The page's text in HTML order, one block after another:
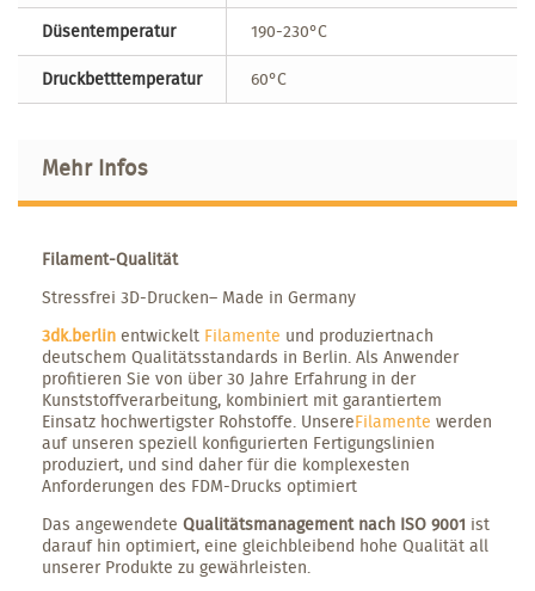
Düsentemperatur
190-230°C
Druckbetttemperatur
60°C
Mehr Infos
Filament-Qualität
Stressfrei 3D-Drucken– Made in Germany
3dk.berlin entwickelt Filamente und produziertnach
deutschem Qualitätsstandards in Berlin. Als Anwender
profitieren Sie von über 30 Jahre Erfahrung in der
Kunststoffverarbeitung, kombiniert mit garantiertem
Einsatz hochwertigster Rohstoffe. UnsereFilamente werden
auf unseren speziell konfigurierten Fertigungslinien
produziert, und sind daher für die komplexesten
Anforderungen des FDM-Drucks optimiert
Das angewendete Qualitätsmanagement nach ISO 9001 ist
darauf hin optimiert, eine gleichbleibend hohe Qualität all
unserer Produkte zu gewährleisten.